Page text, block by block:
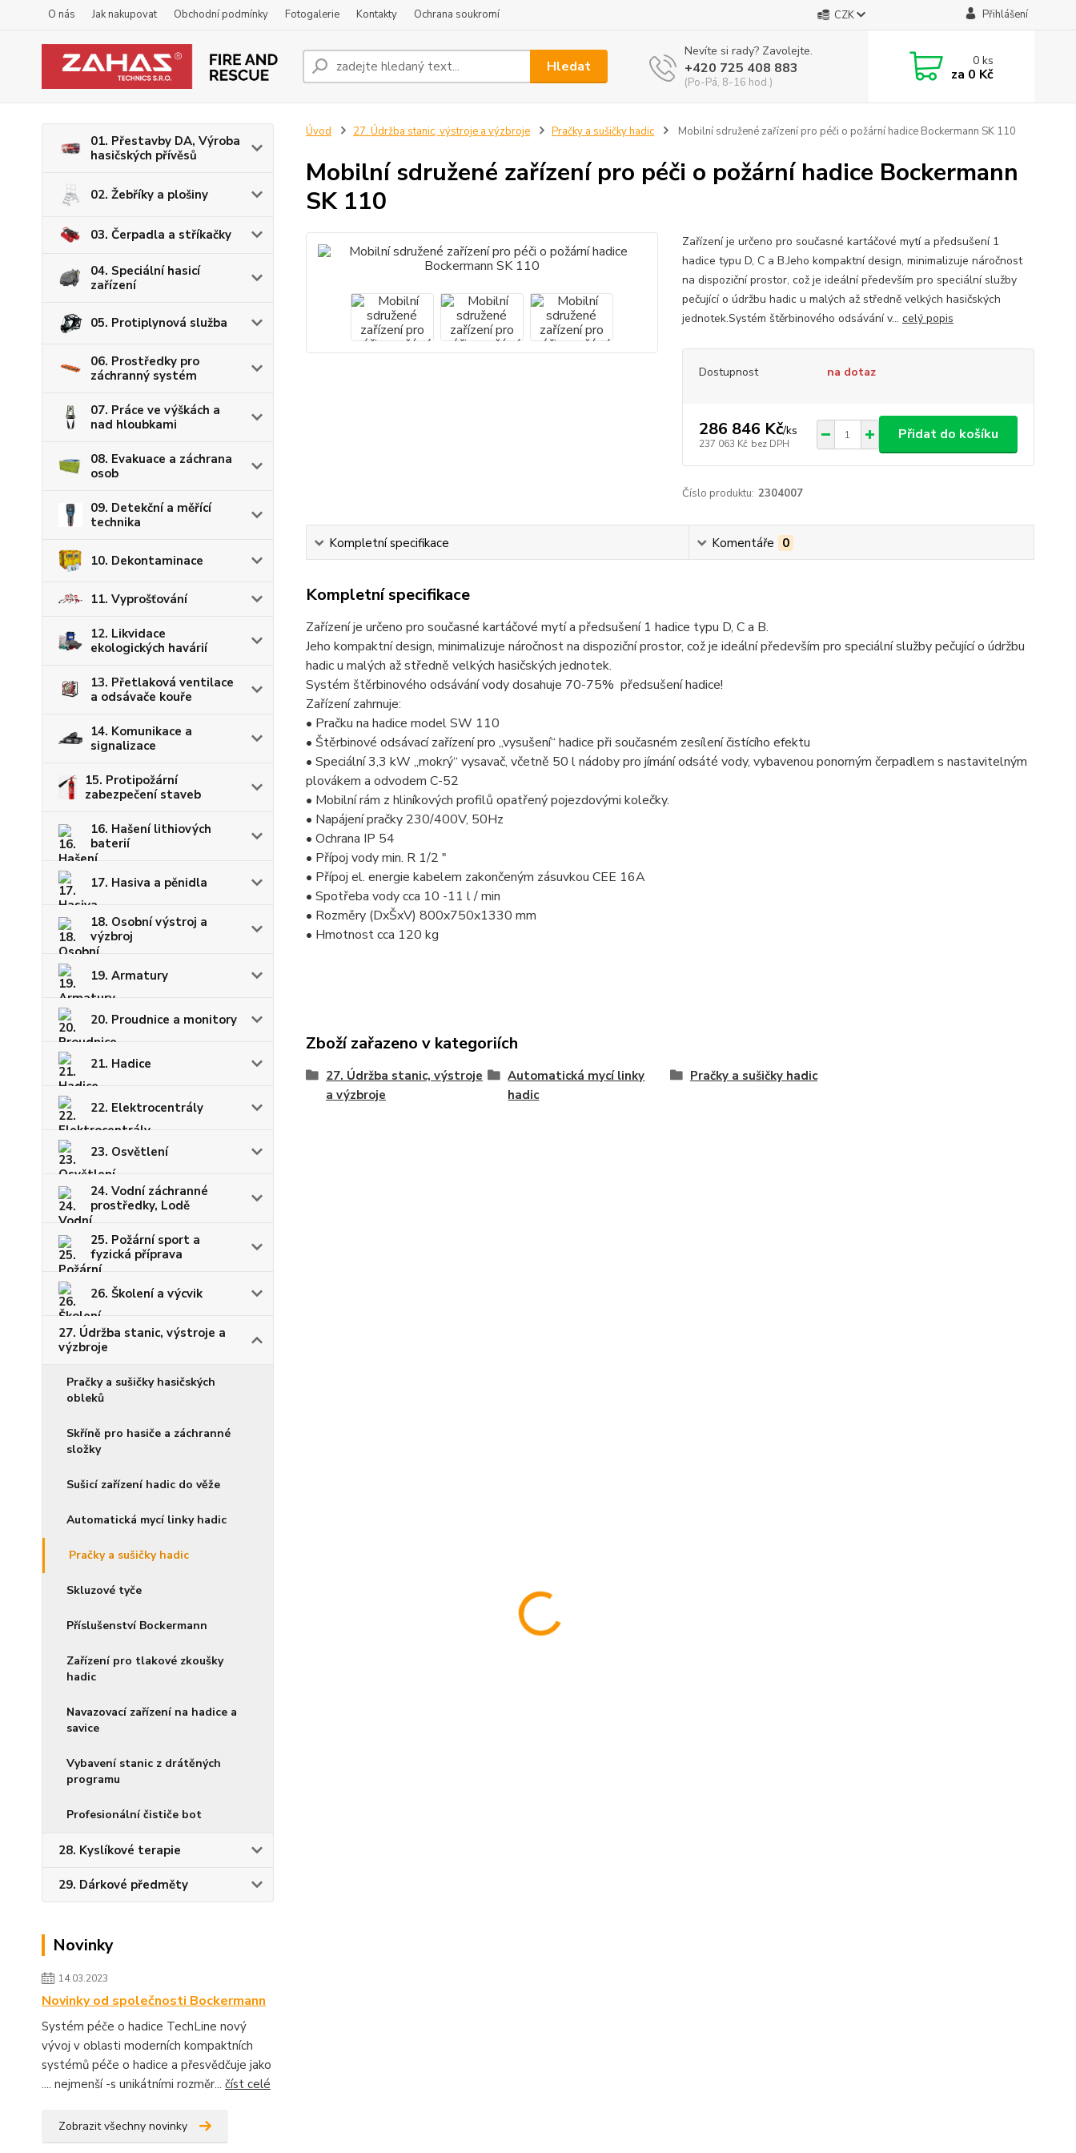
O nás Jak nakupovat Obchodní podmínky Fotogalerie Kontakty Ochrana soukromí CZK Přihlášení
Hledat
Nevíte si rady? Zavolejte.
+420 725 408 883
(Po-Pá, 8-16 hod.)
0ks
za 0 Kč
01. Přestavby DA, Výroba
hasičských přívěsů
02. Žebříky a plošiny
03. Čerpadla a stříkačky
04. Speciální hasicí
zařízení
05. Protiplynová služba
06. Prostředky pro
záchranný systém
07. Práce ve výškách a
nad hloubkami
08. Evakuace a záchrana
osob
09. Detekční a měřící
technika
10. Dekontaminace
11. Vyprošťování
12. Likvidace
ekologických havárií
13. Přetlaková ventilace
a odsávače kouře
14. Komunikace a
signalizace
15. Protipožární
zabezpečení staveb
16. Hašení lithiových
baterií
17. Hasiva a pěnidla
18. Osobní výstroj a
výzbroj
19. Armatury
20. Proudnice a monitory
21. Hadice
22. Elektrocentrály
23. Osvětlení
24. Vodní záchranné
prostředky, Lodě
25. Požární sport a
fyzická příprava
26. Školení a výcvik
27. Údržba stanic, výstroje a
výzbroje
Pračky a sušičky hasičských
obleků
Skříně pro hasiče a záchranné
složky
Sušicí zařízení hadic do věže
Automatická mycí linky hadic
Pračky a sušičky hadic
Skluzové tyče
Příslušenství Bockermann
Zařízení pro tlakové zkoušky
hadic
Navazovací zařízení na hadice a
savice
Vybavení stanic z drátěných
programu
Profesionální čističe bot
28. Kyslíkové terapie
29. Dárkové předměty
Novinky
14.03.2023
Novinky od společnosti Bockermann
Systém péče o hadice TechLine nový
vývoj v oblasti moderních kompaktních
systémů péče o hadice a přesvědčuje jako
.... nejmenší -s unikátními rozměr... číst celé
Zobrazit všechny novinky
Úvod 27. Údržba stanic, výstroje a výzbroje Pračky a sušičky hadic Mobilní sdružené zařízení pro péči o požární hadice Bockermann SK 110
Mobilní sdružené zařízení pro péči o požární hadice Bockermann
SK 110
Zařízení je určeno pro současné kartáčové mytí a předsušení 1
hadice typu D, C a B.Jeho kompaktní design, minimalizuje náročnost
na dispoziční prostor, což je ideální především pro speciální služby
pečující o údržbu hadic u malých až středně velkých hasičských
jednotek.Systém štěrbinového odsávání v... celý popis
Dostupnost na dotaz
286 846 Kč/ks
237 063 Kč bez DPH
Přidat do košíku
Číslo produktu: 2304007
Kompletní specifikace Komentáře 0
Kompletní specifikace
Zařízení je určeno pro současné kartáčové mytí a předsušení 1 hadice typu D, C a B.
Jeho kompaktní design, minimalizuje náročnost na dispoziční prostor, což je ideální především pro speciální služby pečující o údržbu
hadic u malých až středně velkých hasičských jednotek.
Systém štěrbinového odsávání vody dosahuje 70-75% předsušení hadice!
Zařízení zahrnuje:
• Pračku na hadice model SW 110
• Štěrbinové odsávací zařízení pro „vysušení“ hadice při současném zesílení čistícího efektu
• Speciální 3,3 kW „mokrý“ vysavač, včetně 50 l nádoby pro jímání odsáté vody, vybavenou ponorným čerpadlem s nastavitelným
plovákem a odvodem C-52
• Mobilní rám z hliníkových profilů opatřený pojezdovými kolečky.
• Napájení pračky 230/400V, 50Hz
• Ochrana IP 54
• Přípoj vody min. R 1/2 "
• Přípoj el. energie kabelem zakončeným zásuvkou CEE 16A
• Spotřeba vody cca 10 -11 l / min
• Rozměry (DxŠxV) 800x750x1330 mm
• Hmotnost cca 120 kg
Zboží zařazeno v kategoriích
27. Údržba stanic, výstroje
a výzbroje
Automatická mycí linky
hadic
Pračky a sušičky hadic